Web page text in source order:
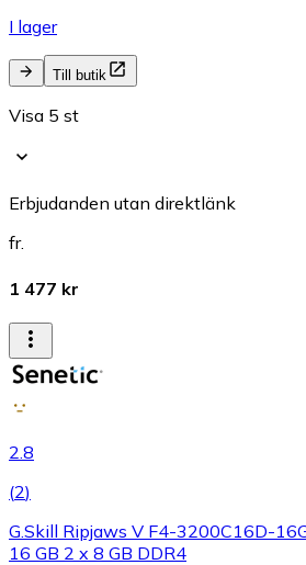
I lager
Till butik
Visa 5 st
Erbjudanden utan direktlänk
fr.
1 477 kr
2.8
(2)
G.Skill Ripjaws V F4-3200C16D-
16 GB 2 x 8 GB DDR4